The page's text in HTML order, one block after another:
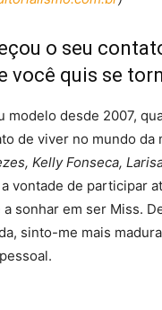
o seu
você quis se
modelo desde 2007,
de viver no mundo
Kelly Fonseca,
vontade de participar
sonhar em ser Miss.
sinto-me mais